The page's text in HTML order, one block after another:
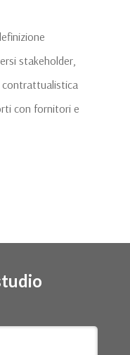
stakeholder,
contrattualistica
con fornitori e